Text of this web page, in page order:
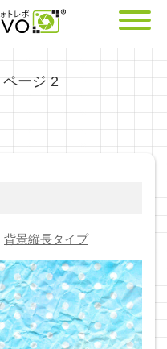
ページ 2
背景縦長タイプ